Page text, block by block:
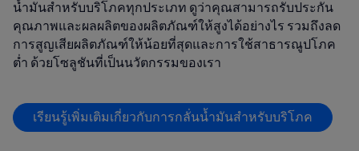
น้ำมันสำหรับบริโภคทุกประเภท ดูว่าคุณสามารถรับประกัน
คุณภาพและผลผลิตของผลิตภัณฑ์ให้สูงได้อย่างไร รวมถึงลด
การสูญเสียผลิตภัณฑ์ให้น้อยที่สุดและการใช้สาธารณูปโภค
ต่ำ ด้วยโซลูชันที่เป็นนวัตกรรมของเรา
เรียนรู้เพิ่มเติมเกี่ยวกับการกลั่นน้ำมันสำหรับบริโภค